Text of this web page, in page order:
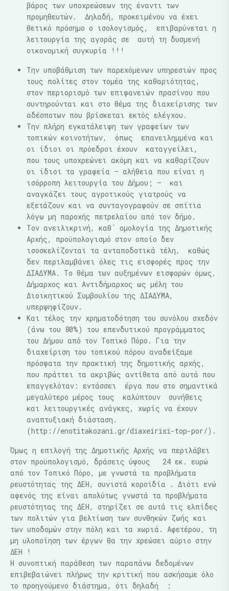
βάρος των υποχρεώσεων της έναντι των
προμηθευτών. Δηλαδή, προκειμένου να έχει
θετικό πρόσημο ο ισολογισμός, επιβαρύνεται η
λειτουργία της αγοράς σε αυτή τη δυσμενή
οικονομική συγκυρία !!!
Την υποβάθμιση των παρεχόμενων υπηρεσιών προς
τους πολίτες στον τομέα της καθαριότητας,
στον περιορισμό των επιφανειών πρασίνου που
συντηρούνται και στο θέμα της διαχείρισης των
αδέσποτων που βρίσκεται εκτός ελέγχου.
Την πλήρη εγκατάλειψη των γραφείων των
τοπικών κοινοτήτων, όπως επανειλημμένα και
οι ίδιοι οι πρόεδροι έχουν καταγγείλει,
που τους υποχρεώνει ακόμη και να καθαρίζουν
οι ίδιοι τα γραφεία – αλήθεια που είναι η
ισόρροπη λειτουργία του Δήμου; – και
αναγκάζει τους αγροτικούς γιατρούς να
εξετάζουν και να συνταγογραφούν σε σπίτια
λόγω μη παροχής πετρελαίου από τον δήμο.
Τον ανειλικρινή, καθ΄ ομολογία της Δημοτικής
Αρχής, προϋπολογισμό στον οποίο δεν
ισοσκελίζονται τα ανταποδοτικά τέλη, καθώς
δεν περιλαμβάνει όλες τις εισφορές προς την
ΔΙΑΔΥΜΑ. Το θέμα των αυξημένων εισφορών όμως,
Δήμαρχος και Αντιδήμαρχος ως μέλη του
Διοικητικού Συμβουλίου της ΔΙΑΔΥΜΑ,
υπερψηφίζουν.
Και τέλος την χρηματοδότηση του συνόλου σχεδόν
(άνω του 80%) του επενδυτικού προγράμματος
του Δήμου από τον Τοπικό Πόρο. Για την
διαχείριση του τοπικού πόρου αναδείξαμε
πρόσφατα την πρακτική της δημοτικής αρχής,
που πράττει τα ακριβώς αντίθετα από αυτά που
επαγγελόταν: εντάσσει έργα που στο σημαντικά
μεγαλύτερο μέρος τους καλύπτουν συνήθεις
και λειτουργικές ανάγκες, χωρίς να έχουν
αναπτυξιακή διάσταση.
(http://enotitakozani.gr/diaxeirisi-top-por/).
Όμως η επιλογή της Δημοτικής Αρχής να περιλάβει
στον προϋπολογισμό, δράσεις ύψους 24 εκ. ευρώ
από τον Τοπικό Πόρο, με γνωστά τα προβλήματα
ρευστότητας της ΔΕΗ, συνιστά κοροϊδία . Διότι ενώ
αφενός της είναι απολύτως γνωστά τα προβλήματα
ρευστότητας της ΔΕΗ, στηρίζει σε αυτά τις ελπίδες
των πολιτών για βελτίωση των συνθηκών ζωής και
των υποδομών στην πόλη και τα χωριά. Αφετέρου, τη
μη υλοποίηση των έργων θα την χρεώσει αύριο στην
ΔΕΗ !
Η συνοπτική παράθεση των παραπάνω δεδομένων
επιβεβαιώνει πλήρως την κριτική που ασκήσαμε όλο
το προηγούμενο διάστημα, ότι δηλαδή :